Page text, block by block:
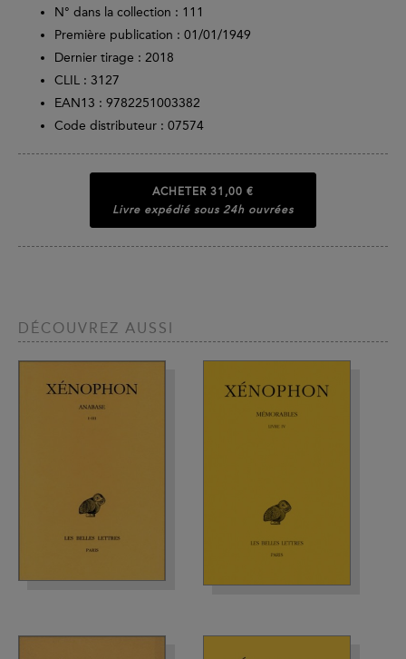
N° dans la collection : 111
Première publication : 01/01/1949
Dernier tirage : 2018
CLIL : 3127
EAN13 : 9782251003382
Code distributeur : 07574
ACHETER 31,00 €
Livre expédié sous 24h ouvrées
DÉCOUVREZ AUSSI